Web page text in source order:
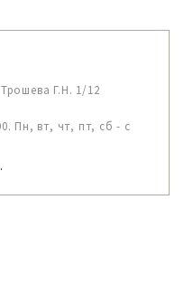
Г.Н. 1/12
Пн, вт, чт, пт, сб - с